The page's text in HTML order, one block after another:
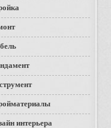
интерьера